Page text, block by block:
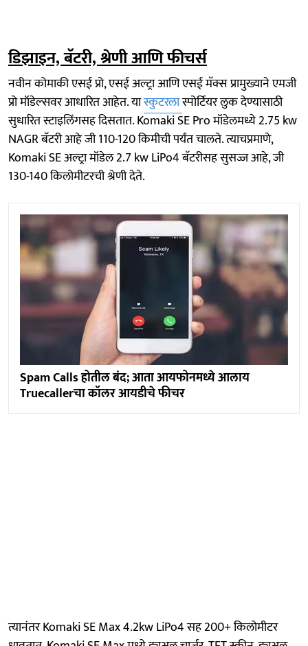
डिझाइन, बॅटरी, श्रेणी आणि फीचर्स
नवीन कोमाकी एसई प्रो, एसई अल्ट्रा आणि एसई मॅक्स प्रामुख्याने एमजी
प्रो मॉडेल्सवर आधारित आहेत. यास्कुटरलास्पोर्टियर लुक देण्यासाठी
सुधारित स्टाइलिंगसह दिसतात. Komaki SE Pro मॉडेलमध्ये 2.75 kw
NAGR बॅटरी आहे जी 110-120 किमीची पर्यंत चालते. त्याचप्रमाणे,
Komaki SE अल्ट्रा मॉडेल 2.7 kw LiPo4 बॅटरीसह सुसज्ज आहे, जी
130-140 किलोमीटरची श्रेणी देते.
Spam Calls होतील बंद; आता आयफोनमध्ये आलाय
Truecallerचा कॉलर आयडीचे फीचर
त्यानंतर Komaki SE Max 4.2kw LiPo4 सह 200+ किलोमीटर